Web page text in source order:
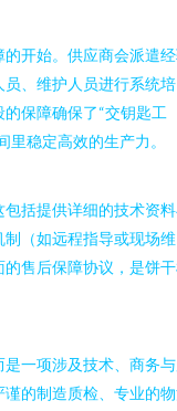
开始。供应商会派遣
、维护人员进行系统培
保障确保了“交钥匙工
稳定高效的生产力。
括提供详细的技术资
（如远程指导或现场维
售后保障协议，是饼
一项涉及技术、商务
的制造质检、专业的